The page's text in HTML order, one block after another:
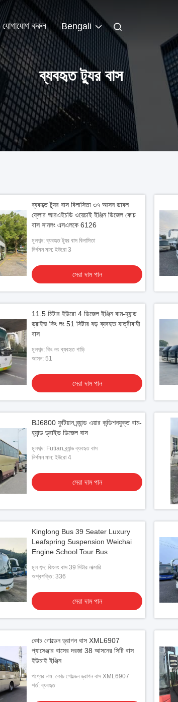
যোগাযোগ করুন Bengali
ব্যবহৃত ট্যুর বাস
ব্যবহৃত ট্যুর বাস বিলাসিতা ৩৭ আসন ডাবল
ফ্লোর আরএইচডি ওয়েচাই ইঞ্জিন ডিজেল কোচ
বাস সানলং এসএলকে 6126
মূলশব্দ: ব্যবহৃত ট্যুর বাস বিলাসিতা
নির্গমন মান: ইউরো 3
সেরা দাম পান
11.5 মিটার ইউরো 4 ডিজেল ইঞ্জিন বাম-হ্যান্ড
ড্রাইভ কিং লং 51 সিটার বড় ব্যবহৃত যাত্রীবাহী
বাস
মূলশব্দ: কিং লং ব্যবহৃত গাড়ি
আসন: 51
সেরা দাম পান
BJ6800 ফুটিয়ান ব্র্যান্ড এয়ার কন্ডিশনযুক্ত বাম-
হ্যান্ড ড্রাইভ ডিজেল বাস
মূলশব্দ: Futian ব্র্যান্ড ব্যবহৃত বাস
নির্গমন মান: ইউরো 4
সেরা দাম পান
Kinglong Bus 39 Seater Luxury
Leafspring Suspension Weichai
Engine School Tour Bus
মূল শব্দ: কিংলং বাস 39 সিটার লাক্সারি
অশ্বশক্তি: 336
সেরা দাম পান
কোচ গোল্ডেন ড্রাগন বাস XML6907
প্যাসেঞ্জার বাসের দরজা 38 আসনের সিটি বাস
ইউচাই ইঞ্জিন
পণ্যের নাম: কোচ গোল্ডেন ড্রাগন বাস XML6907
শর্ত: ব্যবহৃত